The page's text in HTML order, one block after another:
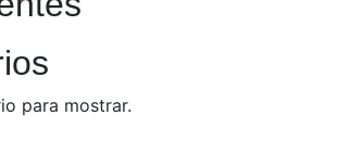
para mostrar.